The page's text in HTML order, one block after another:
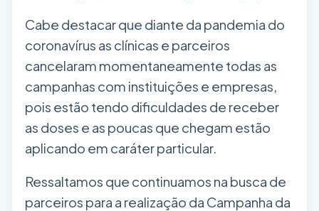
Cabe destacar que diante da pandemia do
coronavírus as clínicas e parceiros
cancelaram momentaneamente todas as
campanhas com instituições e empresas,
pois estão tendo dificuldades de receber
as doses e as poucas que chegam estão
aplicando em caráter particular.
Ressaltamos que continuamos na busca de
parceiros para a realização da Campanha da